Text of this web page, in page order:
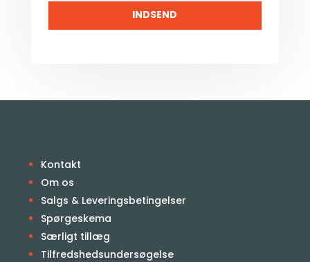
INDSEND
Kontakt
Om os
Salgs & Leveringsbetingelser
Spørgeskema
Særligt tillæg
Tilfredshedsundersøgelse